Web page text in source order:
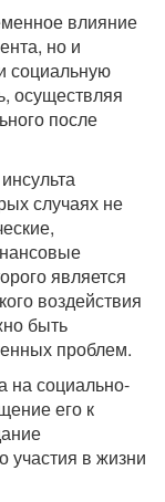
влияние
но и
социальную
осуществляя
после
случаях не
является
воздействия
быть
проблем.
на социально-
его к
участия в жизни